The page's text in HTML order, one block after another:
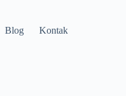
Blog Kontak